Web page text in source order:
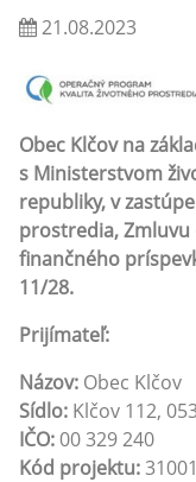
21.08.2023
Obec Klčov na
s Ministerstvom
republiky, v
prostredia,
finančného
11/28.
Prijímateľ:
Názov: Obec Klčov
Sídlo: Klčov 112,
IČO:00 329 240
Kód projektu: